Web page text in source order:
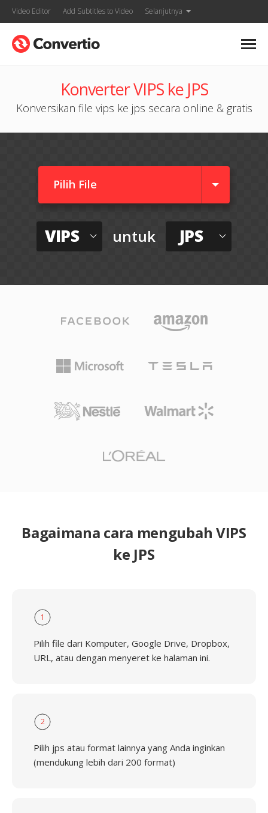
Video Editor Add Subtitles to Video Selanjutnya
Konverter VIPS ke JPS
Konversikan file vips ke jps secara online & gratis
Pilih File
VIPS untuk JPS
Bagaimana cara mengubah VIPS
ke JPS
1
Pilih file dari Komputer, Google Drive, Dropbox,
URL, atau dengan menyeret ke halaman ini.
2
Pilih jps atau format lainnya yang Anda inginkan
(mendukung lebih dari 200 format)